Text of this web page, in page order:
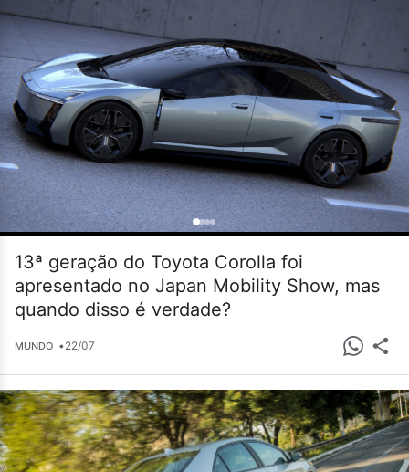
13ª geração do Toyota Corolla foi
apresentado no Japan Mobility Show, mas
quando disso é verdade?
MUNDO •22/07